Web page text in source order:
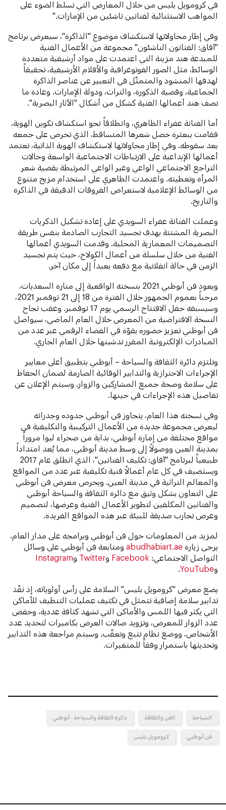
في كرومويل بليس من خلال المعارض التي تسلط الضوء على
المواهب الاستثنائية لفنانين ناشئين من الإمارات."
وفي إطار محاولاتها لاستكشاف موضوع "الذاكرة"، سيعرض برنامج
"آفاق: الفنانون الناشئون" مجموعة من الأعمال الفنية
للمبدعة هند مزينة التي اعتمدت على مواد أرشيفية متعددة
الوسائط، مثل الصور الفوتوغرافية والأفلام الأرشيفية، تحقيقاً
لهدفها المنشود والمتمثّل في التعبير عن عناصر الذاكرة
الجماعية، وقضية الذكورة، والتراث، ودولة الإمارات. وعادة ما
تصف هند أعمالها الفنية كشكل من أشكال "الآثار البصرية".
أما الفنانة عفراء الظاهري، وانطلاقاً نحو استكشاف تكوين الهوية،
فقامت ببعثرة خصل شعرها المتساقط، الذي تحرص على جمعه
بعد سقوطه. وفي إطار محاولاتها لاستكشاف الهوية الذاتية، تعتمد
أعمالها الإبداعية على الارتباطات الاجتماعية الواسعة وحالات
التراجع الاجتماعي الواعي وغير الواعي المرتبطة بقضية شعر
المرأة وتغطيته. واعتمدت الظاهري على استخدام مزيج متنوع
من الوسائط الإعلامية لاستعراض الفروقات الدقيقة في الذاكرة
والتاريخ.
وعملت الفنانة عفراء السويدي على إعادة تشكيل الذكريات
البصرية المشتتة بهدف تجسيد التجارب الصادمة بنفس طريقة
التصميمات المعمارية المحلية. وقدمت السويدي أعمالها
الفنية من خلال سلسلة من أعمال الكولاج، حيث يتم تجسيد
الزمن في حالة انفلاتية مع دفعه بعيداً إلى مكان آخر.
ويعود فن أبوظبي 2021 بنسخته الواقعية إلى منارة السعديات،
مرحباً بعموم الجمهور خلال الفترة من 18 إلى 21 نوفمبر 2021،
وسيسبقه حفل الافتتاح الرسمي يوم 17 نوفمبر. وعقب نجاح
النسخة الافتراضية من المعرض خلال العام الماضي، سيواصل
فن أبوظبي تعزيز حضوره بقوّة في الفضاء الرقمي عبر عدد من
المبادرات الإلكترونية المقرر تدشينها خلال العام الجاري.
وتلتزم دائرة الثقافة والسياحة – أبوظبي بتطبيق أعلى معايير
الإجراءات الاحترازية والتدابير الوقائية الصارمة لضمان الحفاظ
على سلامة وصحة جميع المشاركين والزوار. وسيتم الإعلان عن
تفاصيل هذه الإجراءات في حينها.
وفي نسخته هذا العام، يتجاوز فن أبوظبي حدوده وجدرانه
ليعرض مجموعة جديدة من الأعمال التركيبية والتكليفية في
مواقع مختلفة من إمارة أبوظبي، بداية من صحراء ليوا مروراً
بمدينة العين ووصولاً إلى وسط مدينة أبوظبي، مما يُعد امتداداً
طبيعياً لبرنامج "آفاق: تكليف الفنانين"، الذي انطلق عام 2017
ويستضيف في كل عام أعمالاً فنية تكليفية عبر عدد من المواقع
والمعالم التراثية في مدينة العين. ويحرص معرض فن أبوظبي
على التعاون بشكل وثيق مع دائرة الثقافة والسياحة أبوظبي
والفنانين المكلفين لتطوير الأعمال الفنية وعرضها، لتصميم
وعرض تجارب صديقة للبيئة عبر هذه المواقع الفريدة.
لمزيد من المعلومات حول فن أبوظبي وبرامجه على مدار العام،
يرجى زيارة abudhabiart.ae ومتابعة فن أبوظبي على وسائل
التواصل الاجتماعي: Facebook وTwitter وInstagram
وYouTube
.
يضع معرض "كرومويل بليس" السلامة على رأس أولوياته، إذ نفّذ
تدابير سلامة إضافية تتمثل في تكثيف عمليات التنظيف للأماكن
التي يكثر فيها اللمس والأماكن التي تشهد كثافة عددية، وخفض
عدد الزوار للمعرض، وتزويد صالات العرض بكاميرات لتحديد عدد
الأشخاص، ووضع نظام تتبع وتعقّب. وسيتم مراجعة هذه التدابير
وتحديثها باستمرار وفقاً للمتغيرات.
السياحة الفن والثقافة دائرة الثقافة والسياحة - أبوظبي
فن أبوظبي كرومويل بليس